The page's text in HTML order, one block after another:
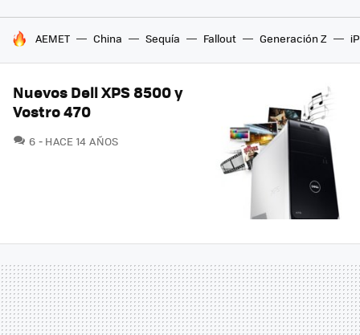
HOY SE HABLA DE
AEMET China Sequía Fallout Generación Z
Nuevos Dell XPS 8500 y
Vostro 470
6 COMENTARIOS
HACE 14 AÑOS